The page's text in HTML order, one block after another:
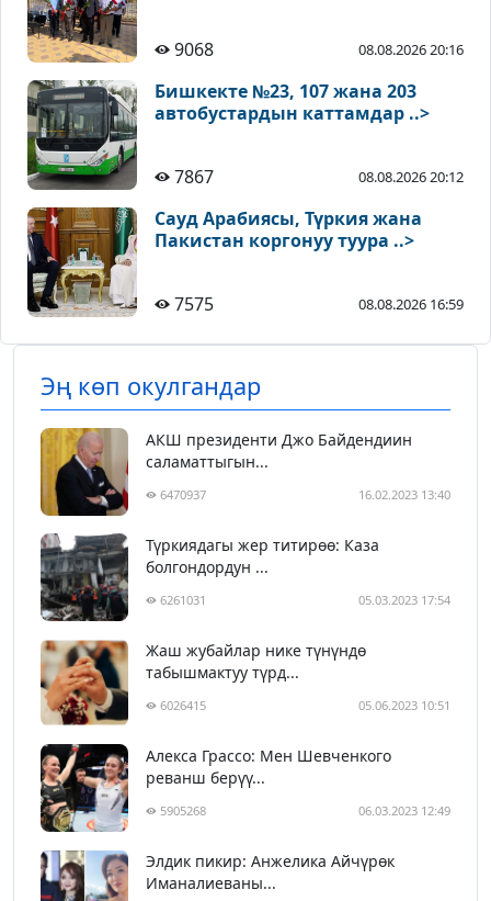
9068 08.08.2026 20:16
Бишкекте №23, 107 жана 203
автобустардын каттамдар ..>
7867 08.08.2026 20:12
Сауд Арабиясы, Түркия жана
Пакистан коргонуу туура ..>
7575 08.08.2026 16:59
Эң көп окулгандар
АКШ президенти Джо Байдендиин
саламаттыгын...
6470937 16.02.2023 13:40
Түркиядагы жер титирөө: Каза
болгондордун ...
6261031 05.03.2023 17:54
Жаш жубайлар нике түнүндө
табышмактуу түрд...
6026415 05.06.2023 10:51
Алекса Грассо: Мен Шевченкого
реванш берүү...
5905268 06.03.2023 12:49
Элдик пикир: Анжелика Айчүрөк
Иманалиеваны...